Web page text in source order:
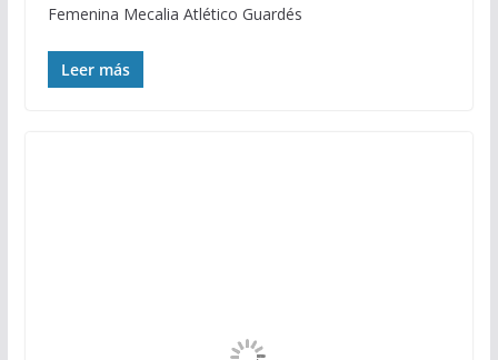
Femenina Mecalia Atlético Guardés
Leer más